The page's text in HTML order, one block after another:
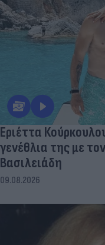
Εριέττα
γενέθλια της με
Βασιλειάδη
09.08.2026